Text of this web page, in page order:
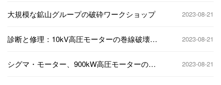
大規模な鉱山グループの破砕ワークショップ 2023-08-21
診断と修理：10kV高圧モーターの巻線破壊故
2023-08-21
シグマ・モーター、900kW高圧モーターの頑
2023-08-21